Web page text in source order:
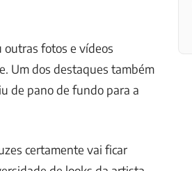
outras fotos e vídeos
Um dos destaques também
de pano de fundo para a
certamente vai ficar